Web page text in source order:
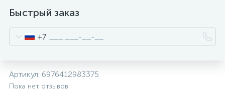
Быстрый заказ
+7
Артикул: 6976412983375
Пока нет отзывов